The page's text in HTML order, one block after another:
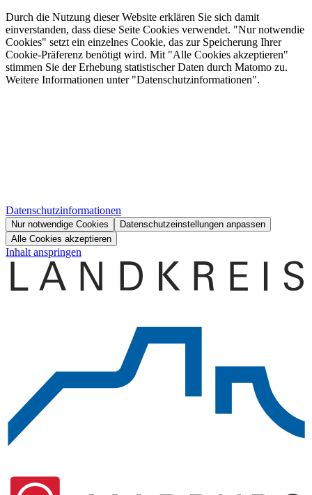
Durch die Nutzung dieser Website erklären Sie sich damit
einverstanden, dass diese Seite Cookies verwendet. "Nur notwendie
Cookies" setzt ein einzelnes Cookie, das zur Speicherung Ihrer
Cookie-Präferenz benötigt wird. Mit "Alle Cookies akzeptieren"
stimmen Sie der Erhebung statistischer Daten durch Matomo zu.
Weitere Informationen unter "Datenschutzinformationen".
Datenschutzinformationen
Nur notwendige Cookies
Datenschutzeinstellungen anpassen
Alle Cookies akzeptieren
Inhalt anspringen